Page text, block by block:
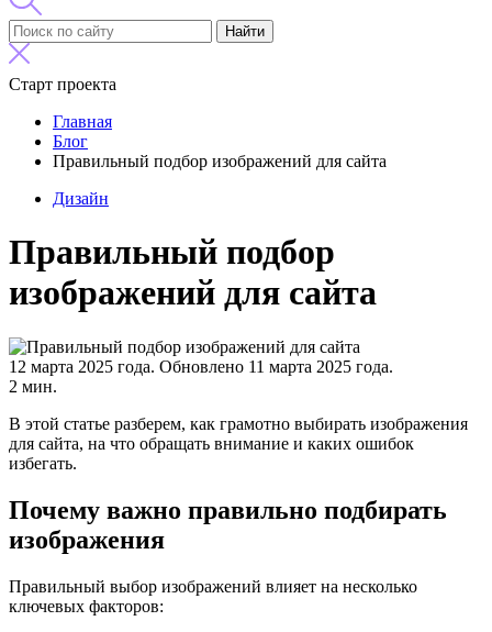
Найти
Старт проекта
Главная
Блог
Правильный подбор изображений для сайта
Дизайн
Правильный подбор
изображений для сайта
12 марта 2025 года. Обновлено 11 марта 2025 года.
2 мин.
В этой статье разберем, как грамотно выбирать изображения
для сайта, на что обращать внимание и каких ошибок
избегать.
Почему важно правильно подбирать
изображения
Правильный выбор изображений влияет на несколько
ключевых факторов: